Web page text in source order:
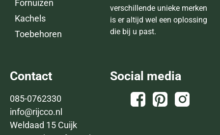
Fornuizen
Kachels
Toebehoren
verschillende unieke merken
is er altijd wel een oplossing
die bij u past.
Contact
085-0762330
info@rijcco.nl
Weldaad 15 Cuijk
Social media